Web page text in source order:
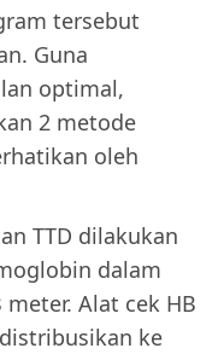
tersebut
Guna
optimal,
2 metode
oleh
TTD dilakukan
dalam
Alat cek HB
ke